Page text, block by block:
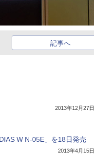
記事へ
2013年12月27日
W N-05E」を18日発売
2013年4月15日